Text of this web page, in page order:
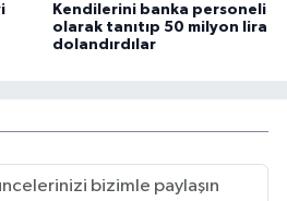
Kendilerini banka personeli
olarak tanıtıp 50 milyon lira
dolandırdılar